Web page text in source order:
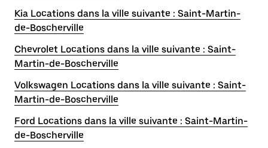
Kia Locations dans la ville suivante : Saint-Martin-
de-Boscherville
Chevrolet Locations dans la ville suivante : Saint-
Martin-de-Boscherville
Volkswagen Locations dans la ville suivante : Saint-
Martin-de-Boscherville
Ford Locations dans la ville suivante : Saint-Martin-
de-Boscherville